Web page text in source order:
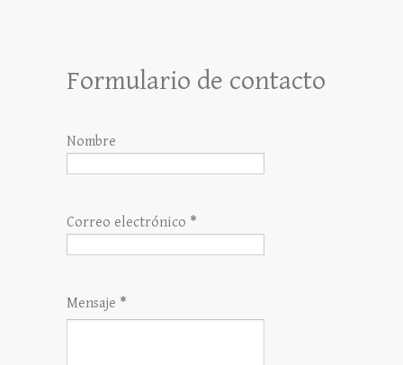
Formulario de contacto
Nombre
Correo electrónico *
Mensaje *